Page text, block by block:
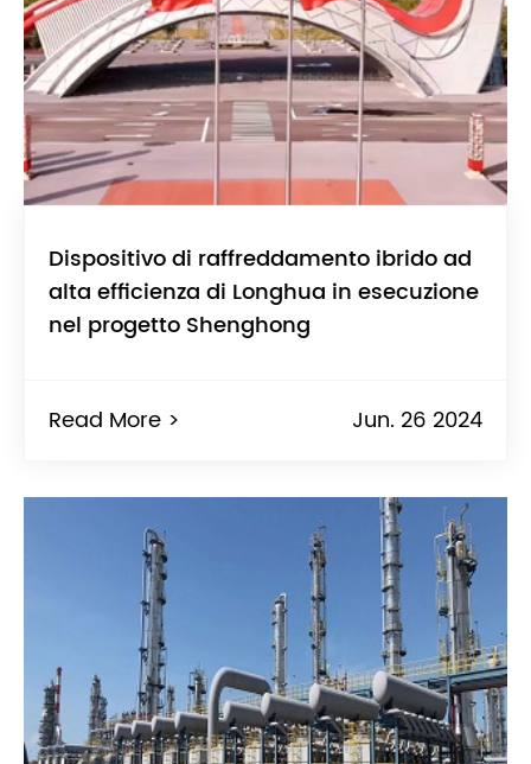
Dispositivo di raffreddamento ibrido ad
alta efficienza di Longhua in esecuzione
nel progetto Shenghong
Read More > Jun. 26 2024